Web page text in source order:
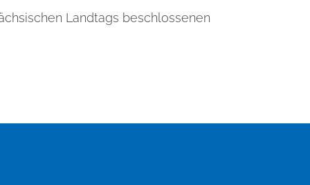
Landtags beschlossenen